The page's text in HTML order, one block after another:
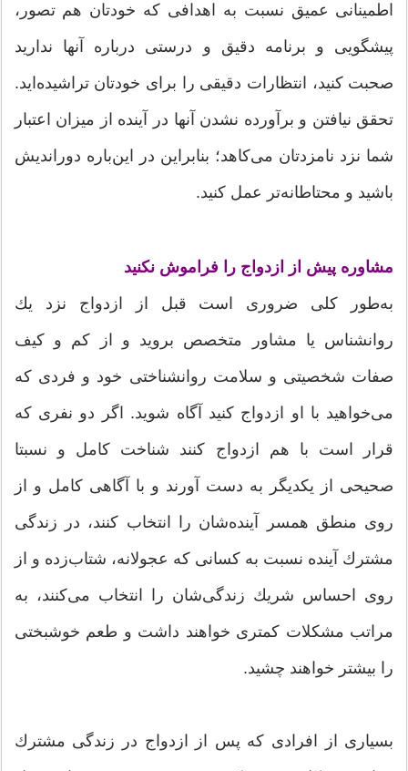
اطمینانی عمیق نسبت به اهدافی كه خودتان هم تصور،
پیشگویی و برنامه دقیق و درستی درباره آنها ندارید
صحبت كنید، انتظارات دقیقی را برای خودتان تراشیده‌اید.
تحقق نیافتن و برآورده نشدن آنها در آینده از میزان اعتبار
شما نزد نامزدتان می‌كاهد؛ بنابراین در این‌باره دوراندیش
باشید و محتاطانه‌تر عمل كنید.
مشاوره پیش از ازدواج را فراموش نكنید
به‌طور كلی ضروری است قبل از ازدواج نزد یك
روانشناس یا مشاور متخصص بروید و از كم و كیف
صفات شخصیتی و سلامت روانشناختی خود و فردی كه
می‌خواهید با او ازدواج كنید آگاه شوید. اگر دو نفری كه
قرار است با هم ازدواج كنند شناخت كامل و نسبتا
صحیحی از یكدیگر به دست آورند و با آگاهی كامل و از
روی منطق همسر آینده‌شان را انتخاب كنند، در زندگی
مشترك آینده نسبت به كسانی كه عجولانه، شتاب‌زده و از
روی احساس شریك زندگی‌شان را انتخاب می‌كنند، به
‌مراتب مشكلات كمتری خواهند داشت و طعم خوشبختی
را بیشتر خواهند چشید.
بسیاری از افرادی كه پس از ازدواج در زندگی مشترك